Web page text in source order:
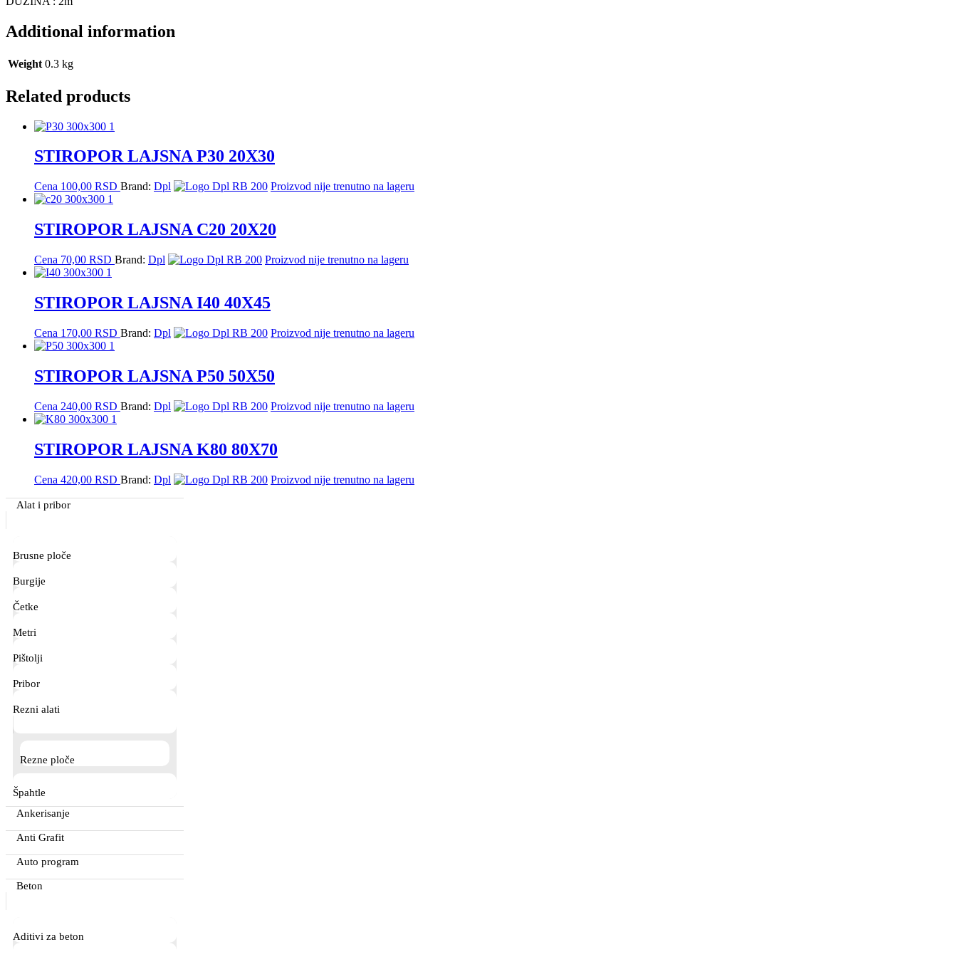
Additional information
Weight 0.3 kg
Related products
STIROPOR LAJSNA P30 20X30
Cena 100,00 RSD Brand: Dpl Proizvod nije trenutno na lageru
STIROPOR LAJSNA C20 20X20
Cena 70,00 RSD Brand: Dpl Proizvod nije trenutno na lageru
STIROPOR LAJSNA I40 40X45
Cena 170,00 RSD Brand: Dpl Proizvod nije trenutno na lageru
STIROPOR LAJSNA P50 50X50
Cena 240,00 RSD Brand: Dpl Proizvod nije trenutno na lageru
STIROPOR LAJSNA K80 80X70
Cena 420,00 RSD Brand: Dpl Proizvod nije trenutno na lageru
Primary
Sidebar
Alat i pribor
Brusne ploče
Burgije
Četke
Metri
Pištolji
Pribor
Rezni alati
Rezne ploče
Špahtle
Ankerisanje
Anti Grafit
Auto program
Beton
Aditivi za beton